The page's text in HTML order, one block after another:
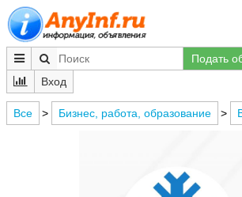
Подать
Вход
Все > Бизнес, работа, образование >